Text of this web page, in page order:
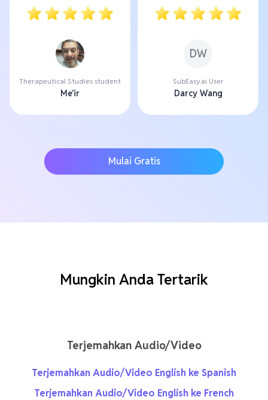
Therapeutical Studies student
Me'ir
DW
SubEasy.ai User
Darcy Wang
Mulai Gratis
Mungkin Anda Tertarik
Terjemahkan Audio/Video
Terjemahkan Audio/Video English ke Spanish
Terjemahkan Audio/Video English ke French